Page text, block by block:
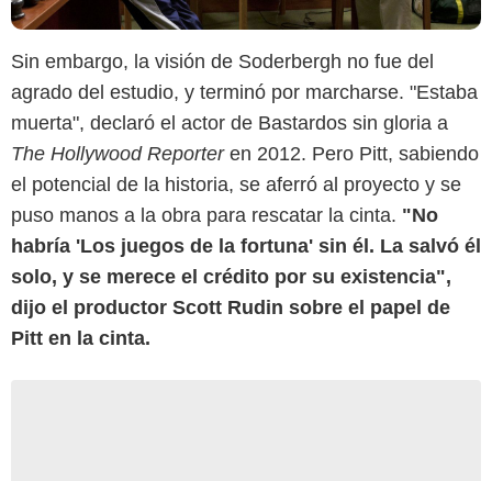
Sin embargo, la visión de Soderbergh no fue del
agrado del estudio, y terminó por marcharse. "Estaba
muerta", declaró el actor de Bastardos sin gloria a
The Hollywood Reporter en 2012. Pero Pitt, sabiendo
el potencial de la historia, se aferró al proyecto y se
puso manos a la obra para rescatar la cinta. "No
habría 'Los juegos de la fortuna' sin él. La salvó él
solo, y se merece el crédito por su existencia",
dijo el productor Scott Rudin sobre el papel de
Pitt en la cinta.